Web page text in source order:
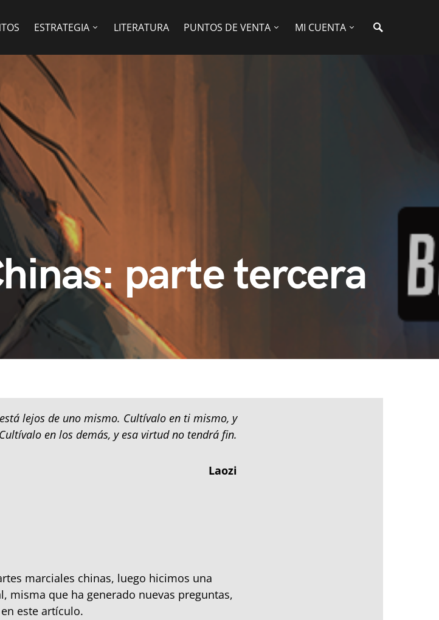
ESTRATEGIA LITERATURA PUNTOS DE VENTA MI CUENTA
parte tercera
lejos de uno mismo. Cultívalo en ti mismo, y
en los demás, y esa virtud no tendrá fin.
Laozi
marciales chinas, luego hicimos una
misma que ha generado nuevas preguntas,
este artículo.